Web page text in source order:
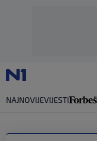
NAJNOVIJEVIJESTI